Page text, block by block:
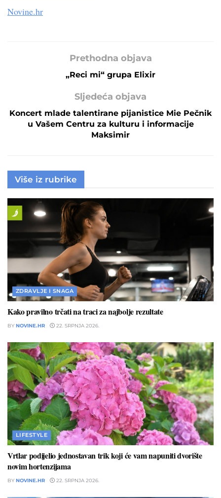
Novine.hr
Prethodna objava
„Reci mi“ grupa Elixir
Sljedeća objava
Koncert mlade talentirane pijanistice Mie Pečnik
u Vašem Centru za kulturu i informacije
Maksimir
Više iz rubrike
ZDRAVLJE I SNAGA
Kako pravilno trčati na traci za najbolje rezultate
BY NOVINE.HR 22. SRPNJA 2026.
LIFESTYLE
Vrtlar podijelio jednostavan trik koji će vam napuniti dvorište
novim hortenzijama
BY NOVINE.HR 22. SRPNJA 2026.